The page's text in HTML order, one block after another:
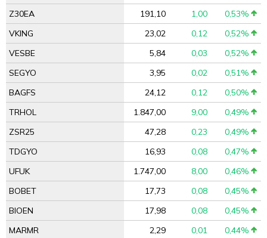
Z30EA
191,10 1,00
0,53%
VKING
23,02 0,12
0,52%
VESBE
5,84 0,03
0,52%
SEGYO
3,95 0,02
0,51%
BAGFS
24,12 0,12
0,50%
TRHOL
1.847,00 9,00
0,49%
ZSR25
47,28 0,23
0,49%
TDGYO
16,93 0,08
0,47%
UFUK
1.747,00 8,00
0,46%
BOBET
17,73 0,08
0,45%
BIOEN
17,98 0,08
0,45%
MARMR
2,29 0,01
0,44%